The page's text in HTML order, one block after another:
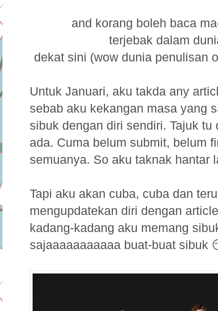
and korang boleh baca
terjebak dalam
dekat sini (wow dunia penulisan
Untuk Januari, aku takda any
sebab aku kekangan masa yang
sibuk dengan diri sendiri. Tajuk tu
ada. Cuma belum submit, belum
semuanya. So aku taknak hantar
Tapi aku akan cuba, cuba dan
mengupdatekan diri dengan
kadang-kadang aku memang
sajaaaaaaaaaaa buat-buat sibuk